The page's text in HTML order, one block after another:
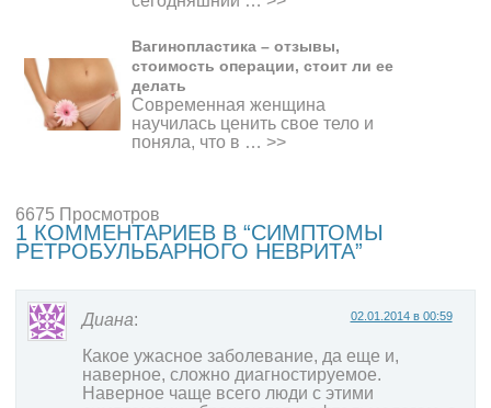
Вагинопластика – отзывы,
стоимость операции, стоит ли ее
делать
Современная женщина
научилась ценить свое тело и
поняла, что в … >>
6675 Просмотров
1 КОММЕНТАРИЕВ В “СИМПТОМЫ
РЕТРОБУЛЬБАРНОГО НЕВРИТА”
Диана: 02.01.2014 в 00:59
Какое ужасное заболевание, да еще и,
наверное, сложно диагностируемое.
Наверное чаще всего люди с этими